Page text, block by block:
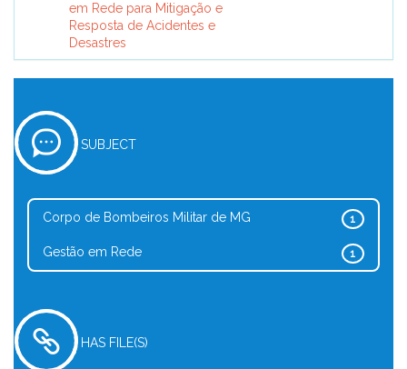
em Rede para Mitigação e
Resposta de Acidentes e
Desastres
SUBJECT
1
Corpo de Bombeiros Militar de MG
1
Gestão em Rede
HAS FILE(S)